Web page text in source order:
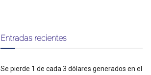
Entradas recientes
Se pierde 1 de cada 3 dólares generados en el